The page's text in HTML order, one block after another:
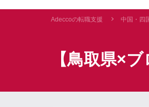
Adeccoの転職支援 中国・四
【鳥取県×